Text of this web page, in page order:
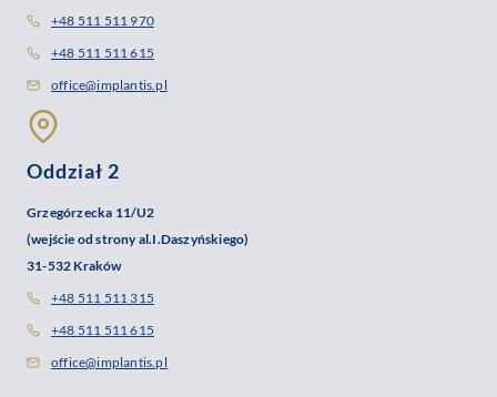
+48 511 511 970
+48 511 511 615
office@implantis.pl
Oddział 2
Grzegórzecka 11/U2
(wejście od strony al.I.Daszyńskiego)
31-532 Kraków
+48 511 511 315
+48 511 511 615
office@implantis.pl